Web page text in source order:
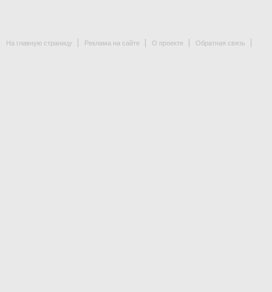
На главную страницу Реклама на сайте О проекте Обратная связь